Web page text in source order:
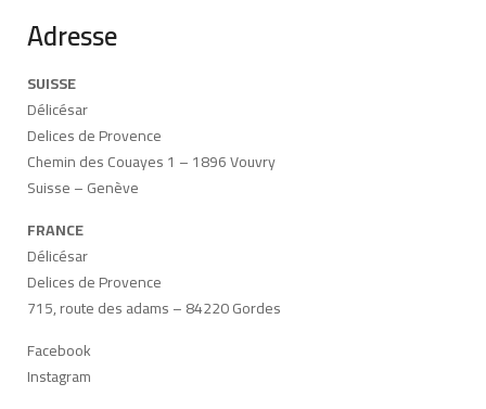
Adresse
SUISSE
Délicésar
Delices de Provence
Chemin des Couayes 1 – 1896 Vouvry
Suisse – Genève
FRANCE
Délicésar
Delices de Provence
715, route des adams – 84220 Gordes
Facebook
Instagram